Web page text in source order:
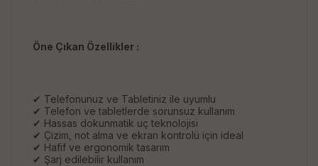
Öne Çıkan Özellikler :
✔ Telefonunuz ve Tabletiniz ile uyumlu
✔ Telefon ve tabletlerde sorunsuz kullanım
✔ Hassas dokunmatik uç teknolojisi
✔ Çizim, not alma ve ekran kontrolü için ideal
✔ Hafif ve ergonomik tasarım
✔ Şarj edilebilir kullanım